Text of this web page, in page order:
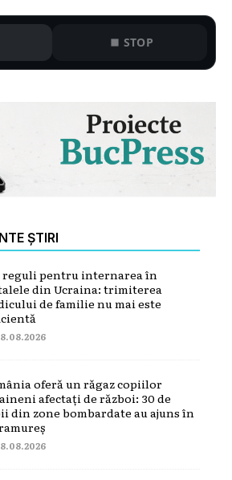
STOP
ȘTIRI
reguli pentru internarea în
din Ucraina: trimiterea
de familie nu mai este
oferă un răgaz copiilor
afectați de război: 30 de
din zone bombardate au ajuns în